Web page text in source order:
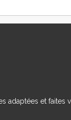
adaptées et faites